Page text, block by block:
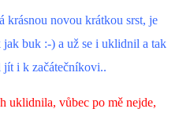
krásnou novou krátkou srst, je
buk :-) a už se i uklidnil a tak
i k začátečníkovi..
uklidnila, vůbec po mě nejde,